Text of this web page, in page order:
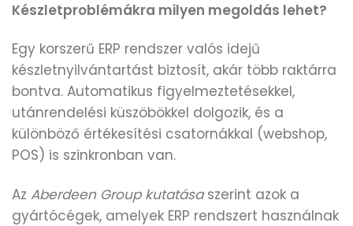
Készletproblémákra milyen megoldás lehet?
Egy korszerű ERP rendszer valós idejű
készletnyilvántartást biztosít, akár több raktárra
bontva. Automatikus figyelmeztetésekkel,
utánrendelési küszöbökkel dolgozik, és a
különböző értékesítési csatornákkal (webshop,
POS) is szinkronban van.
Az Aberdeen Group kutatásaszerint azok a
gyártócégek, amelyek ERP rendszert használnak